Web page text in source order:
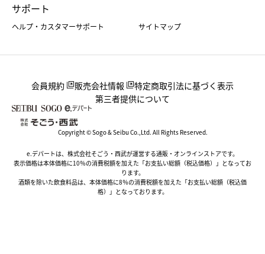
サポート
ヘルプ・カスタマーサポート サイトマップ
会員規約 販売会社情報
特定商取引法に基づく表示
第三者提供について
Copyright © Sogo & Seibu Co.,Ltd. All Rights Reserved.
e.デパートは、株式会社そごう・西武が運営する通販・オンラインストアです。
表示価格は本体価格に10％の消費税額を加えた「お支払い総額（税込価格）」となってお
ります。
酒類を除いた飲食料品は、本体価格に8％の消費税額を加えた「お支払い総額（税込価
格）」となっております。